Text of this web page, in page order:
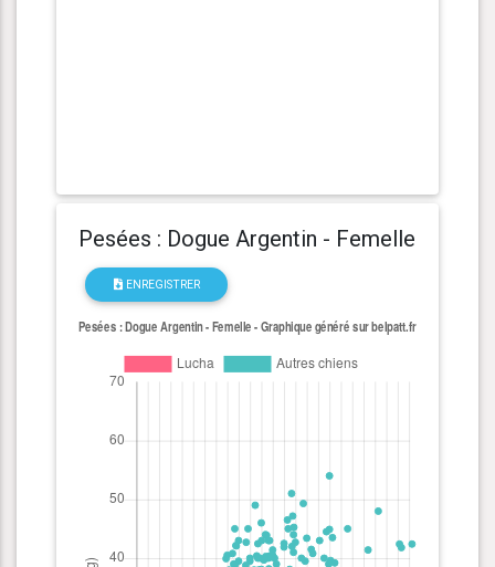
Pesées : Dogue Argentin - Femelle
ENREGISTRER